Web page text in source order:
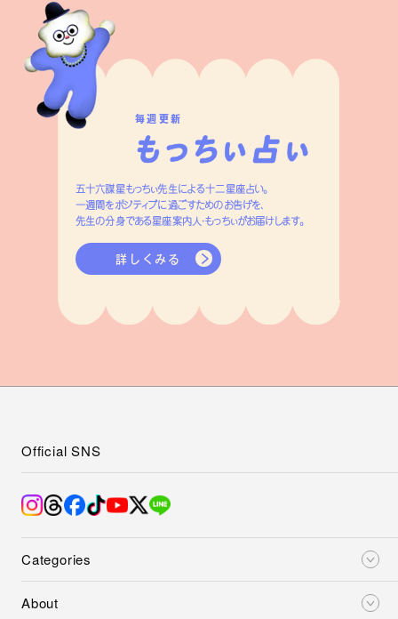
毎週更新
五十六謀星もっちぃ先生による十二星座占い。
一週間をポジティブに過ごすためのお告げを、
先生の分身である星座案内人・もっちぃがお届けします。
詳しくみる
Categories
About
Official SNS